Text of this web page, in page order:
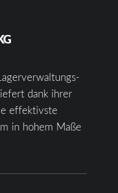
dank ihrer
effektivste
in hohem Maße